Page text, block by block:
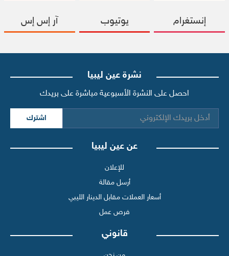
إنستغرام يوتيوب آر إس إس
نشرة عين ليبيا
احصل على النشرة الأسبوعية مباشرة على بريدك
اشترك
عن عين ليبيا
للإعلان
أرسل مقالة
أسعار العملات مقابل الدينار الليبي
فرص عمل
قانوني